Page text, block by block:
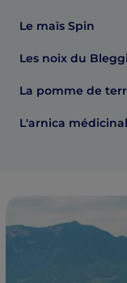
Le maïs Spin
Les noix du
La pomme de
L'arnica